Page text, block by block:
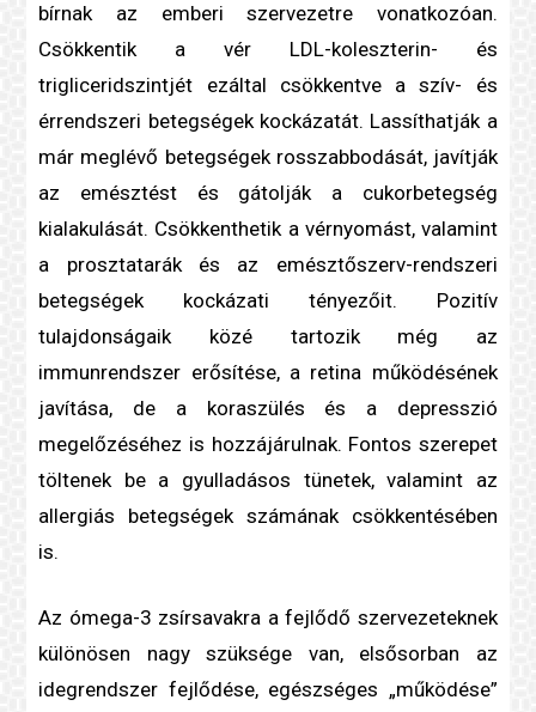
bírnak az emberi szervezetre vonatkozóan.
Csökkentik a vér LDL-koleszterin- és
trigliceridszintjét ezáltal csökkentve aszív- és
érrendszeri betegségek kockázatát. Lassíthatják a
már meglévő betegségek rosszabbodását, javítják
az emésztést és gátolják a cukorbetegség
kialakulását. Csökkenthetik a vérnyomást, valamint
a prosztatarák és az emésztőszerv-rendszeri
betegségek kockázati tényezőit. Pozitív
tulajdonságaik közé tartozik még az
immunrendszer erősítése, a retina működésének
javítása, de a koraszülés és a depresszió
megelőzéséhez is hozzájárulnak. Fontos szerepet
töltenek be a gyulladásos tünetek, valamint az
allergiás betegségek számának csökkentésében
is.
Az ómega-3 zsírsavakra a fejlődő szervezeteknek
különösen nagy szüksége van, elsősorban az
idegrendszer fejlődése, egészséges „működése”